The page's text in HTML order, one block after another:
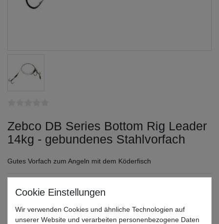
Zebco DB Series Bottom Rig Leader
14kg - gebundenes Stahlvorfach
Gutes Vorfach zum Angeln mit dem Köderfisch
Bitte wählen Gr. 4 + 2 Gr. 6 + 4 Gr. 8 + 6
Wir verwenden Cookies und ähnliche Technologien auf
unserer Website und verarbeiten personenbezogene Daten